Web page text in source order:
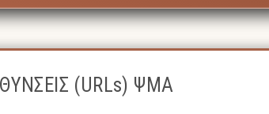
(URLs) ΨΜΑ